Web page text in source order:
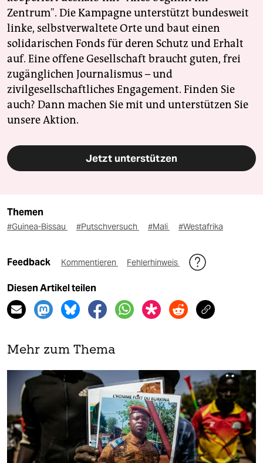
Zentrum". Die Kampagne unterstützt bundesweit
linke, selbstverwaltete Orte und baut einen
solidarischen Fonds für deren Schutz und Erhalt
auf. Eine offene Gesellschaft braucht guten, frei
zugänglichen Journalismus – und
zivilgesellschaftliches Engagement. Finden Sie
auch? Dann machen Sie mit und unterstützen Sie
unsere Aktion.
Jetzt unterstützen
Themen
#Guinea-Bissau #Putschversuch #Mali #Westafrika
Feedback Kommentieren Fehlerhinweis
Diesen Artikel teilen
Mehr zum Thema